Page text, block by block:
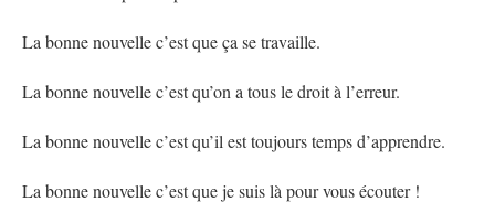
La bonne nouvelle c’est que ça se travaille.
La bonne nouvelle c’est qu’on a tous le droit à l’erreur.
La bonne nouvelle c’est qu’il est toujours temps d’apprendre.
La bonne nouvelle c’est que je suis là pour vous écouter !